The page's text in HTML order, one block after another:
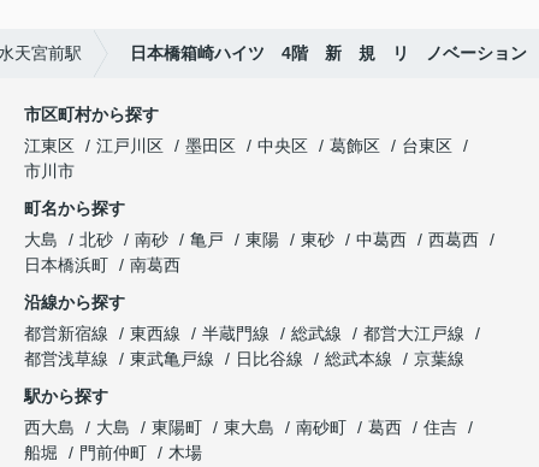
天宮前駅 日本橋箱崎ハイツ 4階 新 規 リ ノベーション
市区町村から探す
江東区
江戸川区 墨田区 中央区 葛飾区
台東区
市川市
町名から探す
大島
北砂 南砂 亀戸 東陽 東砂 中葛西
西葛西
日本橋浜町
南葛西
沿線から探す
都営新宿線
東西線 半蔵門線 総武線
都営大江戸線
都営浅草線
東武亀戸線 日比谷線 総武本線
京葉線
駅から探す
西大島
大島 東陽町 東大島 南砂町 葛西
住吉
船堀
門前仲町 木場